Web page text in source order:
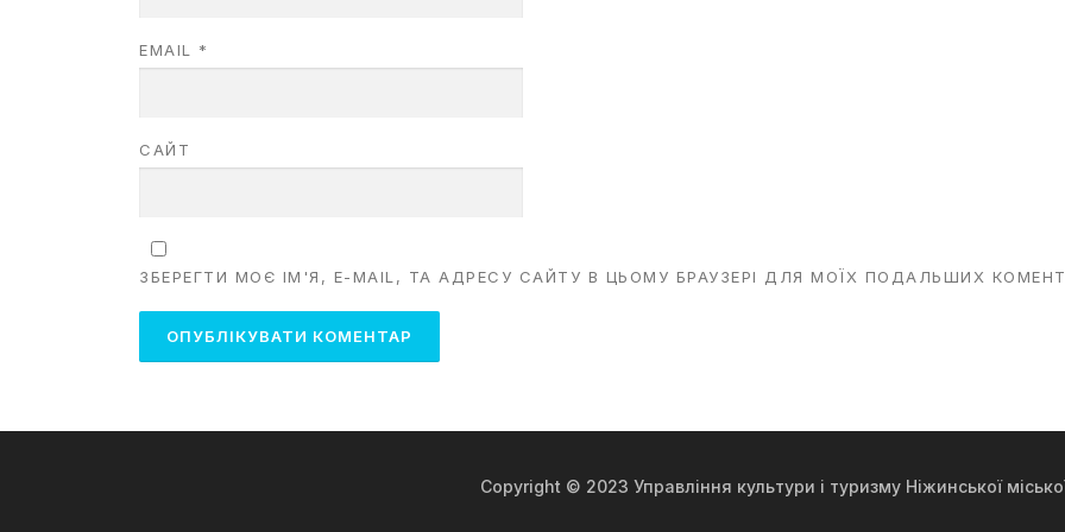
EMAIL *
САЙТ
ЗБЕРЕГТИ МОЄ ІМ'Я, E-MAIL, ТА АДРЕСУ САЙТУ В ЦЬОМУ БРАУЗЕРІ ДЛЯ МОЇХ ПОДАЛЬШИХ
Copyright © 2023 Управління культури і туризму Ніжинської